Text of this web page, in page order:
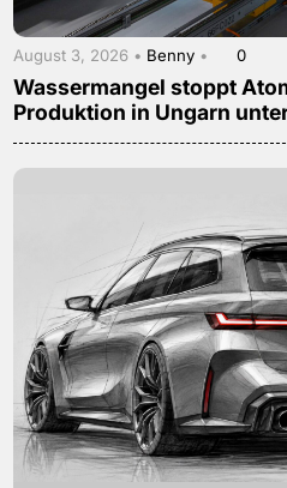
August 3, 2026 • Benny • 0
Wassermangel stoppt
Produktion in Ungarn